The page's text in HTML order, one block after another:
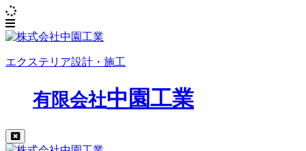
エクステリア設計・施工
有限会社中園工業